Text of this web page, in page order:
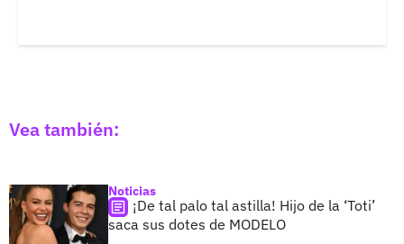
Vea también:
Noticias
¡De tal palo tal astilla! Hijo de la ‘Toti’
saca sus dotes de MODELO